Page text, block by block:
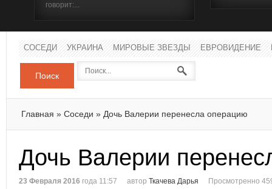
говорит:...
СОСЕДИ УКРАИНА МИРОВЫЕ ЗВЕЗДЫ ЕВРОВИДЕНИЕ
Поиск
Главная » Соседи » Дочь Валерии перенесла операцию
Дочь Валерии
23 Февраля 2016 года 11:57 автор Ткачева Дарья Просмотренно